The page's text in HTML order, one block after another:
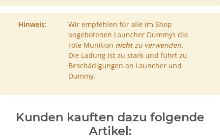
Hinweis:
Wir empfehlen für alle im Shop
angebotenen Launcher Dummys die
rote Munition nichtzu verwenden.
Die Ladung ist zu stark und führt zu
Beschädigungen an Launcher und
Dummy.
Kunden kauften dazu folgende
Artikel: